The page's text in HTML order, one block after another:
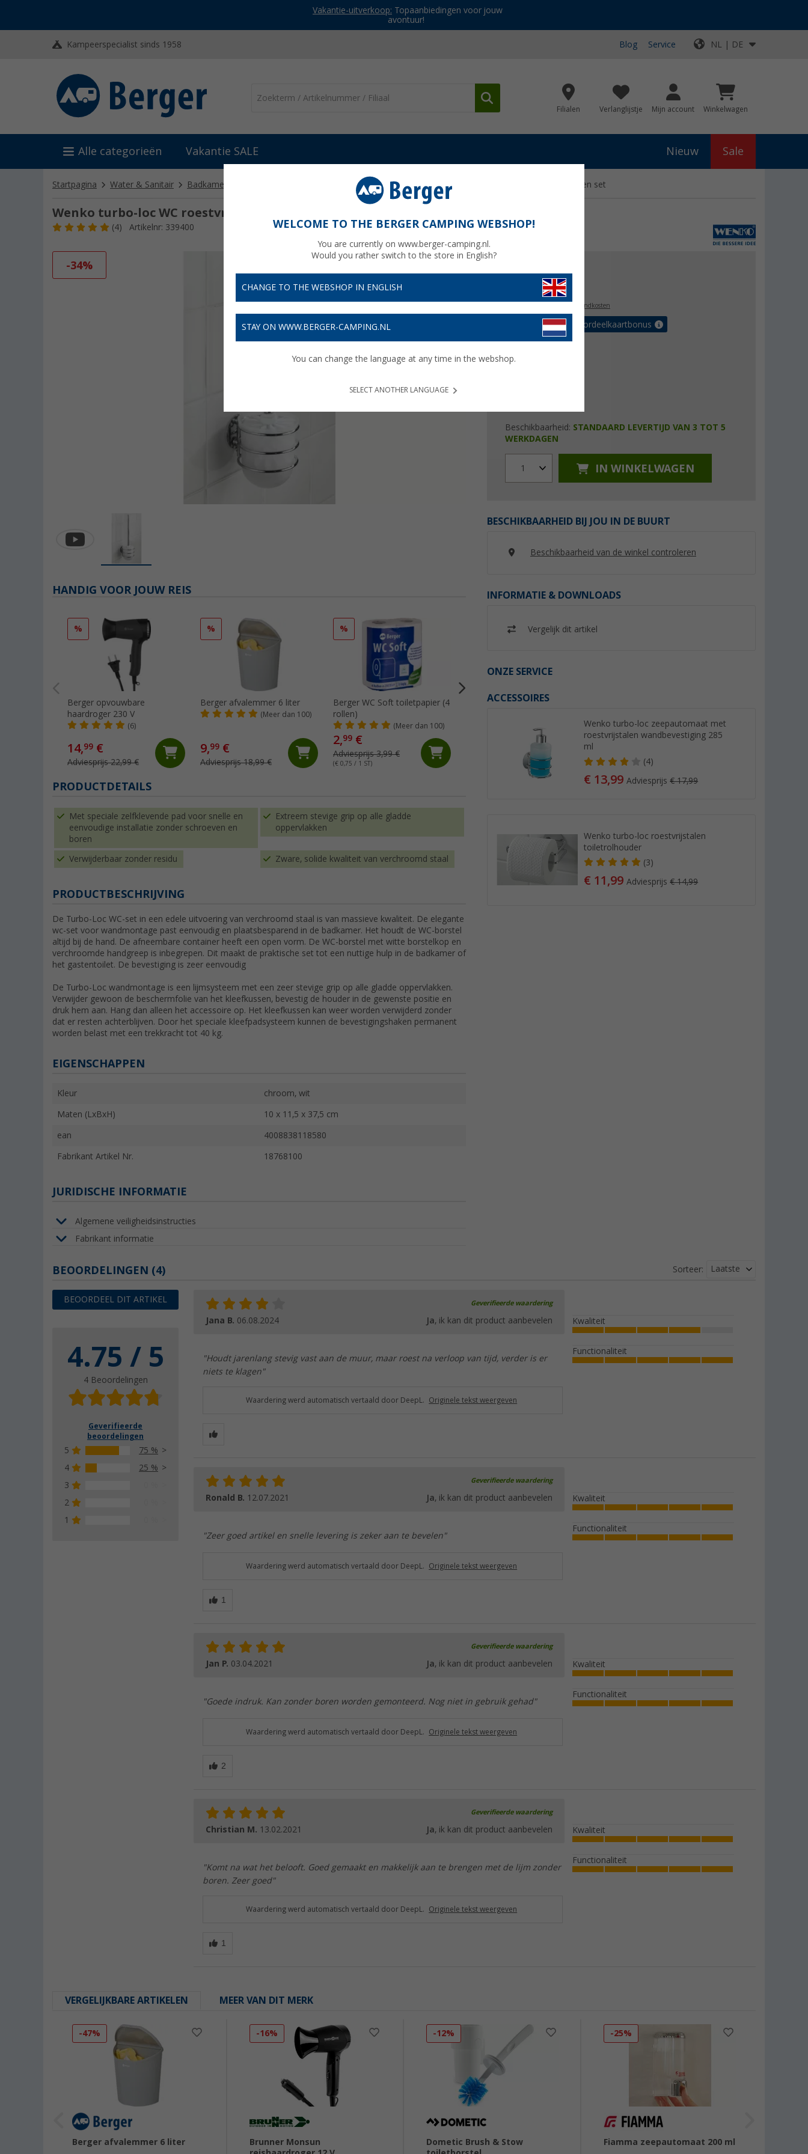
Vakantie-uitverkoop: Topaanbiedingen voor jouw
avontuur!
Kampeerspecialist sinds 1958 Blog Service NL | DE
Filialen Verlanglijstje Mijn account Winkelwagen
Alle categorieën Vakantie SALE Nieuw Sale
Startpagina Water & Sanitair Badkamerinrichting camper en caravan Badkamer accessoires Wenko turbo-loc WC roestvrijstalen set
Wenko turbo-loc WC roestvrijstalen set
(4) Artikelnr: 339400
-34%
€ 18,99
plus verzendkosten
Verzeker tot 5% voordeelkaartbonus
Beschikbaarheid: STANDAARD LEVERTIJD VAN 3 TOT 5
WERKDAGEN
1 IN WINKELWAGEN
BESCHIKBAARHEID BIJ JOU IN DE BUURT
Beschikbaarheid van de winkel controleren
INFORMATIE & DOWNLOADS
Vergelijk dit artikel
ONZE SERVICE
ACCESSOIRES
Wenko turbo-loc zeepautomaat met
roestvrijstalen wandbevestiging 285
ml
(4)
€ 13,99Adviesprijs€ 17,99
Wenko turbo-loc roestvrijstalen
toiletrolhouder
(3)
€ 11,99Adviesprijs€ 14,99
HANDIG VOOR JOUW REIS
%
Berger opvouwbare
haardroger 230 V
(6)
14,99 €
Adviesprijs 22,99 €
%
Berger afvalemmer 6 liter
(Meer dan 100)
9,99 €
Adviesprijs 18,99 €
%
Berger WC Soft toiletpapier (4
rollen)
(Meer dan 100)
2,99 €
Adviesprijs 3,99 €
(€ 0,75 / 1 ST)
Thetford Aqua Soft
Adviesprijs 5,45 €
(Meer dan 100)
(€ 11,99 / 1 l)
PRODUCTDETAILS
Met speciale zelfklevende pad voor snelle en
eenvoudige installatie zonder schroeven en
boren
Extreem stevige grip op alle gladde
oppervlakken
Verwijderbaar zonder residu Zware, solide kwaliteit van verchroomd staal
PRODUCTBESCHRIJVING
De Turbo-Loc WC-set in een edele uitvoering van verchroomd staal is van massieve kwaliteit. De elegante
wc-set voor wandmontage past eenvoudig en plaatsbesparend in de badkamer. Het houdt de WC-borstel
altijd bij de hand. De afneembare container heeft een open vorm. De WC-borstel met witte borstelkop en
verchroomde handgreep is inbegrepen. Dit maakt de praktische set tot een nuttige hulp in de badkamer of
het gastentoilet. De bevestiging is zeer eenvoudig
De Turbo-Loc wandmontage is een lijmsysteem met een zeer stevige grip op alle gladde oppervlakken.
Verwijder gewoon de beschermfolie van het kleefkussen, bevestig de houder in de gewenste positie en
druk hem aan. Hang dan alleen het accessoire op. Het kleefkussen kan weer worden verwijderd zonder
dat er resten achterblijven. Door het speciale kleefpadsysteem kunnen de bevestigingshaken permanent
worden belast met een trekkracht tot 40 kg.
EIGENSCHAPPEN
Kleur chroom, wit
Maten (LxBxH) 10 x 11,5 x 37,5 cm
ean 4008838118580
Fabrikant Artikel Nr. 18768100
JURIDISCHE INFORMATIE
Algemene veiligheidsinstructies
Fabrikant informatie
BEOORDELINGEN (4)
BEOORDEEL DIT ARTIKEL
4.75 / 5
4 Beoordelingen
Geverifieerde
beoordelingen
5
75 %
4
25 %
3
2
1
Sorteer: Laatste
Geverifieerde waardering
Jana B. 06.08.2024 Ja, ik kan dit product aanbevelen
"Houdt jarenlang stevig vast aan de muur, maar roest na verloop van tijd, verder is er
niets te klagen"
Kwaliteit
Functionaliteit
Waardering werd automatisch vertaald door DeepL. Originele tekst weergeven
Geverifieerde waardering
Ronald B. 12.07.2021 Ja, ik kan dit product aanbevelen
"Zeer goed artikel en snelle levering is zeker aan te bevelen"
Kwaliteit
Functionaliteit
Waardering werd automatisch vertaald door DeepL. Originele tekst weergeven
Geverifieerde waardering
Jan P. 03.04.2021 Ja, ik kan dit product aanbevelen
"Goede indruk. Kan zonder boren worden gemonteerd. Nog niet in gebruik gehad"
Kwaliteit
Functionaliteit
Waardering werd automatisch vertaald door DeepL. Originele tekst weergeven
Geverifieerde waardering
Christian M. 13.02.2021 Ja, ik kan dit product aanbevelen
"Komt na wat het belooft. Goed gemaakt en makkelijk aan te brengen met de lijm zonder
boren. Zeer goed"
Kwaliteit
Functionaliteit
Waardering werd automatisch vertaald door DeepL. Originele tekst weergeven
VERGELIJKBARE ARTIKELEN MEER VAN DIT MERK
-47%
Berger afvalemmer 6 liter
-16%
Brunner Monsun
-12%
Dometic Brush & Stow
-25%
Fiamma zeepautomaat 200 ml
WELCOME TO THE BERGER CAMPING WEBSHOP!
You are currently on www.berger-camping.nl.
Would you rather switch to the store in English?
CHANGE TO THE WEBSHOP IN ENGLISH
STAY ON WWW.BERGER-CAMPING.NL
You can change the language at any time in the webshop.
SELECT ANOTHER LANGUAGE